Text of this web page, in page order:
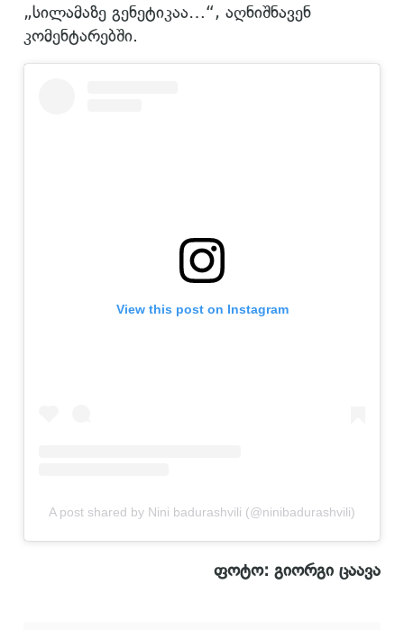
„სილამაზე გენეტიკაა…“, აღნიშნავენ
კომენტარებში.
View this post on Instagram
A post shared by Nini badurashvili (@ninibadurashvili)
ფოტო: გიორგი ცაავა